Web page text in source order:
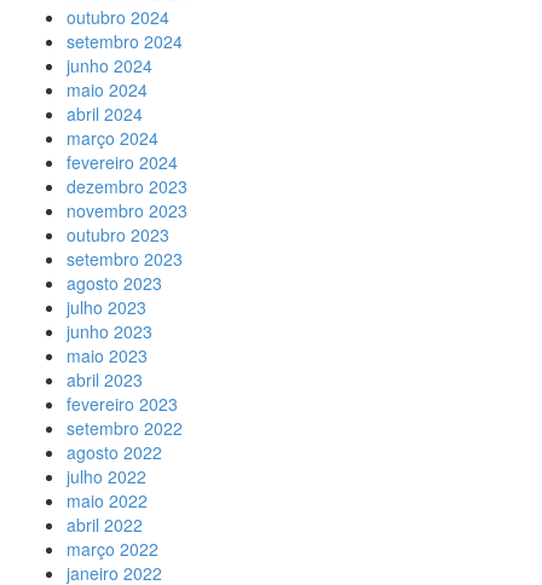
outubro 2024
setembro 2024
junho 2024
maio 2024
abril 2024
março 2024
fevereiro 2024
dezembro 2023
novembro 2023
outubro 2023
setembro 2023
agosto 2023
julho 2023
junho 2023
maio 2023
abril 2023
fevereiro 2023
setembro 2022
agosto 2022
julho 2022
maio 2022
abril 2022
março 2022
janeiro 2022